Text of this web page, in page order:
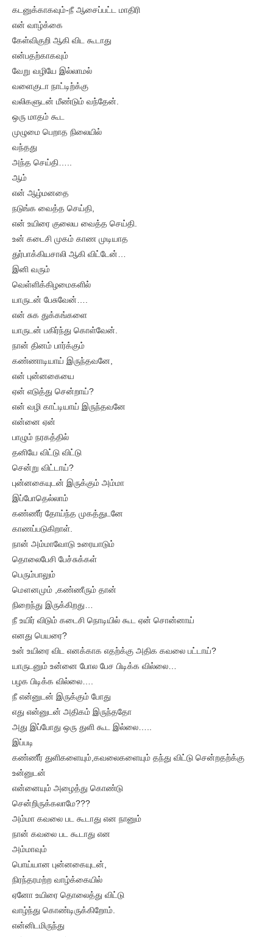
கடனுக்காகவும்-நீ ஆசைப்பட்ட மாதிரி
என் வாழ்க்கை
கேள்விகுறி ஆகி விட கூடாது
என்பதற்காகவும்
வேறு வழியே இல்லாமல்
வளைகுடா நாட்டிற்க்கு
வலிகளுடன் மீண்டும் வந்தேன்.
ஒரு மாதம் கூட
முழுமை பெறாத நிலையில்
வந்தது
அந்த செய்தி…..
ஆம்
என் ஆழ்மனதை
நடுங்க வைத்த செய்தி,
என் உயிரை குலைய வைத்த செய்தி.
உன் கடைசி முகம் காண முடியாத
துர்பாக்கியசாலி ஆகி விட்டேன்…
இனி வரும்
வெள்ளிக்கிழமைகளில்
யாருடன் பேசுவேன்….
என் சுக துக்கங்களை
யாருடன் பகிர்ந்து கொள்வேன்.
நான் தினம் பார்க்கும்
கண்ணாடியாய் இருந்தவனே,
என் புன்னகையை
ஏன் எடுத்து சென்றாய்?
என் வழி காட்டியாய் இருந்தவனே
என்னை ஏன்
பாழும் நரகத்தில்
தனியே விட்டு விட்டு
சென்று விட்டாய்?
புன்னகையுடன் இருக்கும் அம்மா
இப்போதெல்லாம்
கண்ணீர் தோய்ந்த முகத்துடனே
காணப்படுகிறாள்.
நான் அம்மாவோடு உரையாடும்
தொலைபேசி பேச்சுக்கள்
பெரும்பாலும்
மௌனமும் ,கண்ணீரும் தான்
நிறைந்து இருக்கிறது…
நீ உயிர் விடும் கடைசி நொடியில் கூட ஏன் சொன்னாய்
எனது பெயரை?
உன் உயிரை விட எனக்காக எதற்க்கு அதிக கவலை பட்டாய்?
யாருடனும் உன்னை போல பேச பிடிக்க வில்லை…
பழக பிடிக்க வில்லை….
நீ என்னுடன் இருக்கும் போது
எது என்னுடன் அதிகம் இருந்ததோ
அது இப்போது ஒரு துளி கூட இல்லை…..
இப்படி
கண்ணீர் துளிகளையும்,கவலைகளையும் தந்து விட்டு சென்றதற்க்கு
உன்னுடன்
என்னையும் அழைத்து கொண்டு
சென்றிருக்கலாமே???
அம்மா கவலை பட கூடாது என நானும்
நான் கவலை பட கூடாது என
அம்மாவும்
பொய்யான புன்னகையுடன்,
நிரந்தரமற்ற வாழ்க்கையில்
ஏனோ உயிரை தொலைத்து விட்டு
வாழ்ந்து கொண்டிருக்கிறோம்.
என்னிடமிருந்து